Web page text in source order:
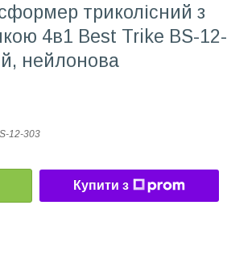
триколісний з
4в1 Best Trike BS-12-
нейлонова
12-303
Купити з